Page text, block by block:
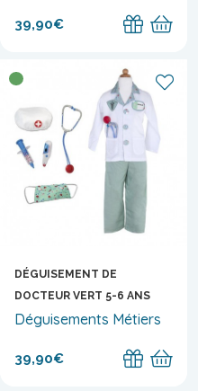
39,90€
DÉGUISEMENT DE
DOCTEUR VERT 5-6 ANS
Déguisements Métiers
39,90€